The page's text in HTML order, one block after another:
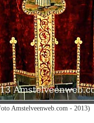
Amstelveenweb.com - 2013)